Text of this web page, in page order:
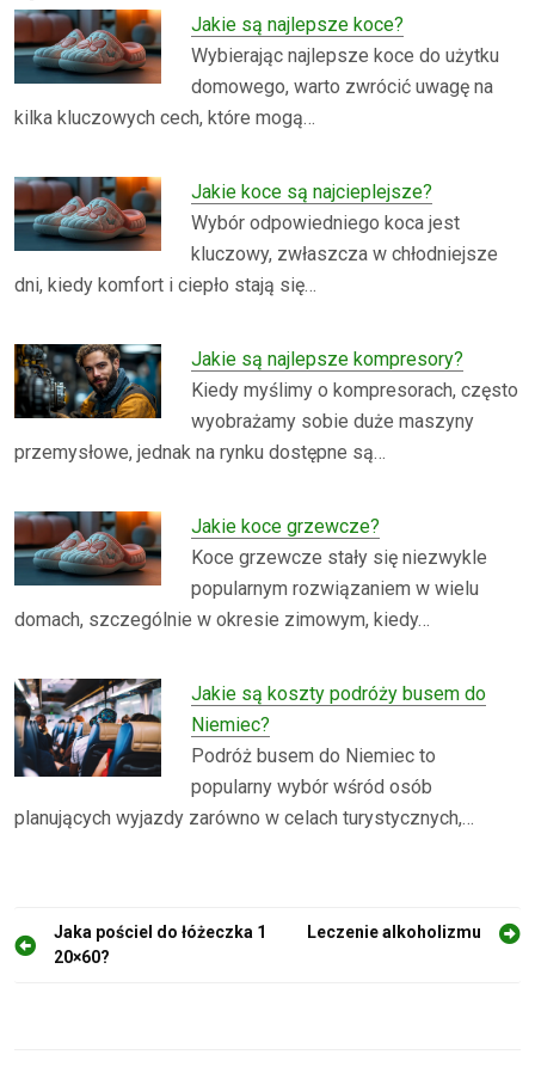
Jakie są najlepsze koce?
Wybierając najlepsze koce do użytku
domowego, warto zwrócić uwagę na
kilka kluczowych cech, które mogą…
Jakie koce są najcieplejsze?
Wybór odpowiedniego koca jest
kluczowy, zwłaszcza w chłodniejsze
dni, kiedy komfort i ciepło stają się…
Jakie są najlepsze kompresory?
Kiedy myślimy o kompresorach, często
wyobrażamy sobie duże maszyny
przemysłowe, jednak na rynku dostępne są…
Jakie koce grzewcze?
Koce grzewcze stały się niezwykle
popularnym rozwiązaniem w wielu
domach, szczególnie w okresie zimowym, kiedy…
Jakie są koszty podróży busem do
Niemiec?
Podróż busem do Niemiec to
popularny wybór wśród osób
planujących wyjazdy zarówno w celach turystycznych,…
N
Jaka pościel do łóżeczka 1
20×60?
Leczenie alkoholizmu